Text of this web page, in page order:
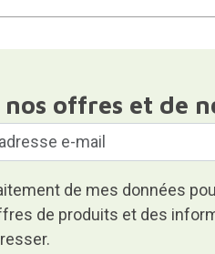
offres et de
de mes données
de produits et des